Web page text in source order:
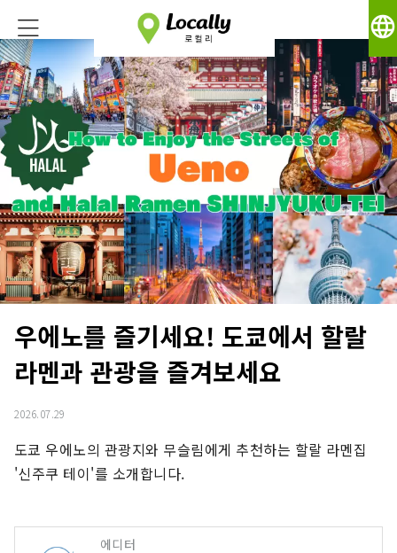
language
우에노를 즐기세요! 도쿄에서 할랄
라멘과 관광을 즐겨보세요
2026.07.29
도쿄 우에노의 관광지와 무슬림에게 추천하는 할랄 라멘집
'신주쿠 테이'를 소개합니다.
에디터